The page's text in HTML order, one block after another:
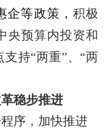
企等政策 ， 积极
央预算内投资和
支持“两重”、“两
稳步推进
序，加快推进